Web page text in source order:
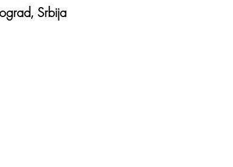
Srbija